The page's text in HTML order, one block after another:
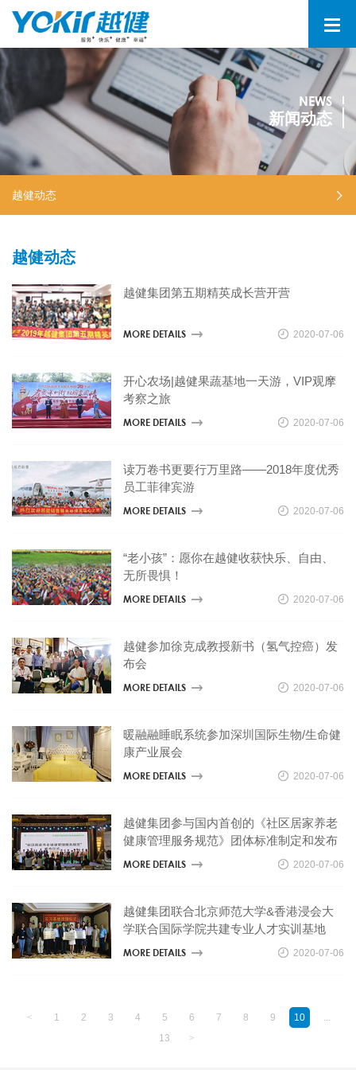
NEWS
新闻动态
越健动态
越健动态
越健集团第五期精英成长营开营
MORE DETAILS 2020-07-06
开心农场|越健果蔬基地一天游，VIP观摩
考察之旅
MORE DETAILS 2020-07-06
读万卷书更要行万里路——2018年度优秀
员工菲律宾游
MORE DETAILS 2020-07-06
“老小孩”：愿你在越健收获快乐、自由、
无所畏惧！
MORE DETAILS 2020-07-06
越健参加徐克成教授新书（氢气控癌）发
布会
MORE DETAILS 2020-07-06
暖融融睡眠系统参加深圳国际生物/生命健
康产业展会
MORE DETAILS 2020-07-06
越健集团参与国内首创的《社区居家养老
健康管理服务规范》团体标准制定和发布
MORE DETAILS 2020-07-06
越健集团联合北京师范大学&香港浸会大
学联合国际学院共建专业人才实训基地
MORE DETAILS 2020-07-06
1 2 3 4 5 6 7 8 9 10
...
13